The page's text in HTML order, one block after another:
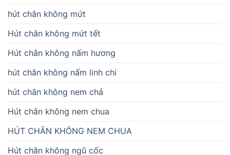
hút chân không mứt
Hút chân không mứt tết
Hút chân không nấm hương
hút chân không nấm linh chi
hút chân không nem chả
Hút chân không nem chua
HÚT CHÂN KHÔNG NEM CHUA
Hút chân không ngũ cốc